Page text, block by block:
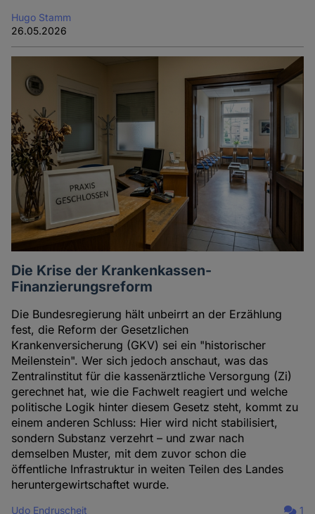
Hugo Stamm
26.05.2026
Die Krise der Krankenkassen-
Finanzierungsreform
Die Bundesregierung hält unbeirrt an der Erzählung
fest, die Reform der Gesetzlichen
Krankenversicherung (GKV) sei ein "historischer
Meilenstein". Wer sich jedoch anschaut, was das
Zentralinstitut für die kassenärztliche Versorgung (Zi)
gerechnet hat, wie die Fachwelt reagiert und welche
politische Logik hinter diesem Gesetz steht, kommt zu
einem anderen Schluss: Hier wird nicht stabilisiert,
sondern Substanz verzehrt – und zwar nach
demselben Muster, mit dem zuvor schon die
öffentliche Infrastruktur in weiten Teilen des Landes
heruntergewirtschaftet wurde.
Udo Endruscheit
1